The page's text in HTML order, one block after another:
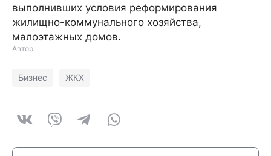
выполнивших условия реформирования
жилищно-коммунального хозяйства,
малоэтажных домов.
Автор:
Бизнес ЖКХ